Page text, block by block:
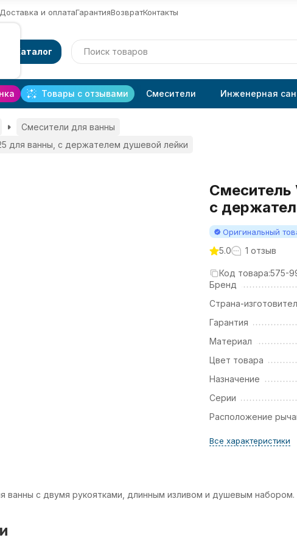
Доставка и оплатаГарантияВозвратКонтакты
Каталог
Товары с отзывами Смесители Инженерная
Смесители для ванны
для ванны, с держателем душевой лейки
Смеситель
с
Оригинальный
5.0 1 отзыв
Код товара:575-
Бренд
Страна-
Гарантия
Материал
Цвет товара
Назначение
Серии
Расположение
Все характеристики
ванны с двумя рукоятками, длинным изливом и душевым набором.